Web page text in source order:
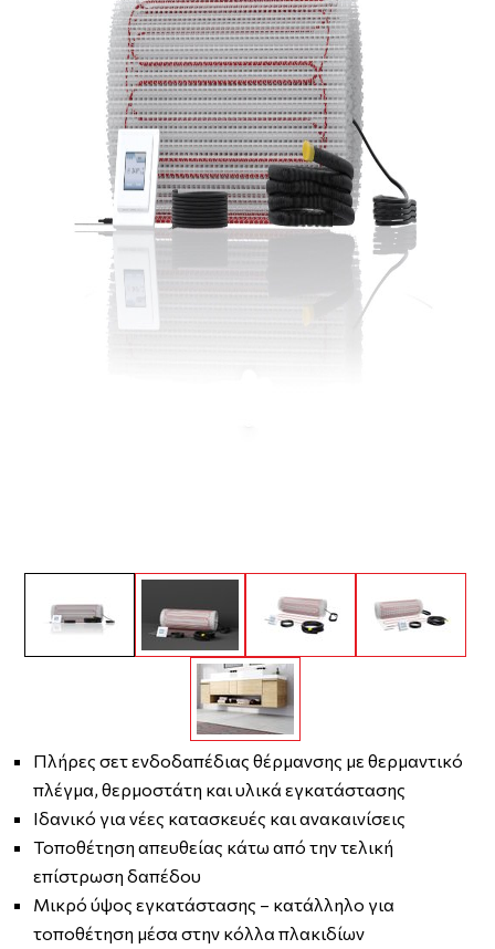
Πλήρες σετ ενδοδαπέδιας θέρμανσης με θερμαντικό
πλέγμα, θερμοστάτη και υλικά εγκατάστασης
Ιδανικό για νέες κατασκευές και ανακαινίσεις
Τοποθέτηση απευθείας κάτω από την τελική
επίστρωση δαπέδου
Μικρό ύψος εγκατάστασης – κατάλληλο για
τοποθέτηση μέσα στην κόλλα πλακιδίων